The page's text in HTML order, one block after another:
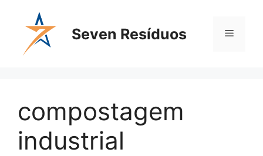
Seven Resíduos
compostagem
industrial